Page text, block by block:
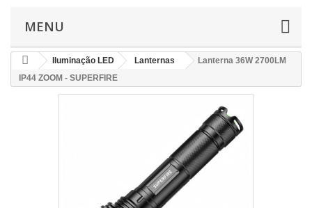
MENU
Iluminação LED Lanternas
Lanterna 36W 2700LM
IP44 ZOOM - SUPERFIRE